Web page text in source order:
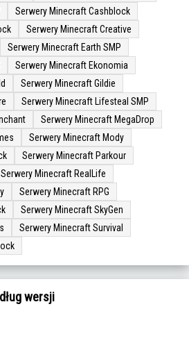
Serwery Minecraft Cashblock
Serwery Minecraft Creative
Serwery Minecraft Earth SMP
Serwery Minecraft Ekonomia
Serwery Minecraft Gildie
Serwery Minecraft Lifesteal SMP
Serwery Minecraft MegaDrop
Serwery Minecraft Mody
Serwery Minecraft Parkour
Serwery Minecraft RealLife
Serwery Minecraft RPG
Serwery Minecraft SkyGen
Serwery Minecraft Survival
wersji